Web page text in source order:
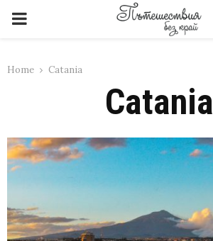
PRIMARY
Home Catania
Catania